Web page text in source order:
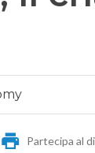
Partecipa al